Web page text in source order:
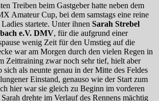
Treiben beim Gastgeber hatte neben dem
Amateur Cup, bei dem samstags eine reine
startete. Unter ihnen Sarah Strebel
e.V. DMV, für die aufgrund einer
wenig Zeit für den Umstieg auf die
war am Morgen durch den vielen Regen in
Zeittraining zwar noch sehr tief, hielt aber
sich als neunte genau in der Mitte des Feldes
Einstand, genauso wie der Start zum
hier war sie gleich zu Beginn im vorderen
drehte im Verlauf des Rennens mächtig